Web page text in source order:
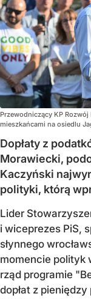
Przewodniczący KP
mieszkańcami na osiedlu
Dopłaty z
Morawiecki,
Kaczyński
polityki, którą
Lider
i wiceprezes PiS,
słynnego
momencie polityk
rząd programie
dopłat z